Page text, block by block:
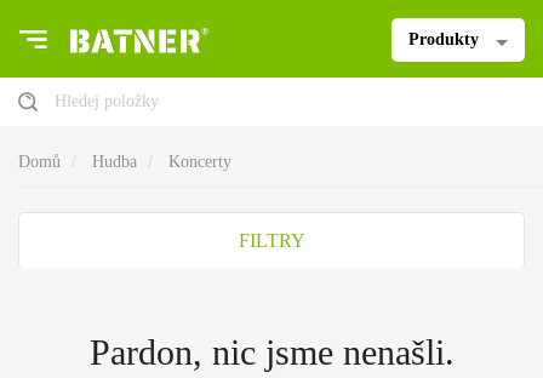
Produkty
Hledej položky
Domů Hudba Koncerty
FILTRY
Pardon, nic jsme nenašli.